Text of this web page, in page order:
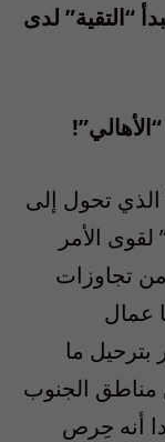
“التقية” لدى
الذي تحول إلى
الأمر
من تجاوزات
عمال
ما
الجنوب
أنه حِرص